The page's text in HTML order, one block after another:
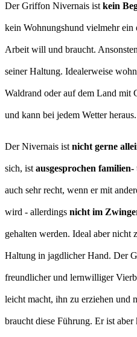
Der Griffon Nivernais ist kein
kein Wohnungshund vielmehr ein
Arbeit will und braucht.
seiner Haltung. Idealerweise
Waldrand oder auf dem Land
und kann bei jedem Wetter heraus.
Der Nivernais ist nicht gerne
sich, ist ausgesprochen
auch sehr recht, wenn er mit
wird - allerdings nicht im
gehalten werden. Ideal aber nicht
Haltung in jagdlicher Hand. Der
freundlicher und lernwilliger
leicht macht, ihn zu erziehen und
braucht diese Führung. Er ist